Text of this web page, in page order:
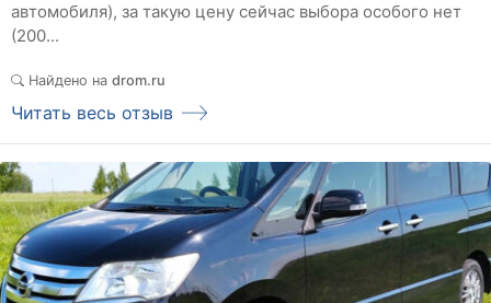
автомобиля), за такую цену сейчас выбора особого нет
(200...
Найдено на drom.ru
Читать весь отзыв